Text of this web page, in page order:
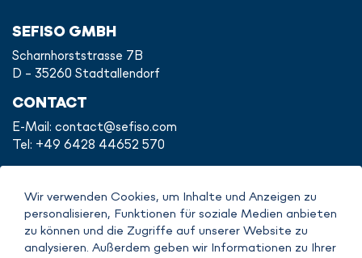
SEFISO GMBH
Scharnhorststrasse 7B
D - 35260 Stadtallendorf
CONTACT
E-Mail: contact@sefiso.com
Tel: +49 6428 44652 570
IMPRINT
DATENSCHUTZERKLÄRUNG
Wir verwenden Cookies, um Inhalte und Anzeigen zu
personalisieren, Funktionen für soziale Medien anbieten
zu können und die Zugriffe auf unserer Website zu
analysieren. Außerdem geben wir Informationen zu Ihrer